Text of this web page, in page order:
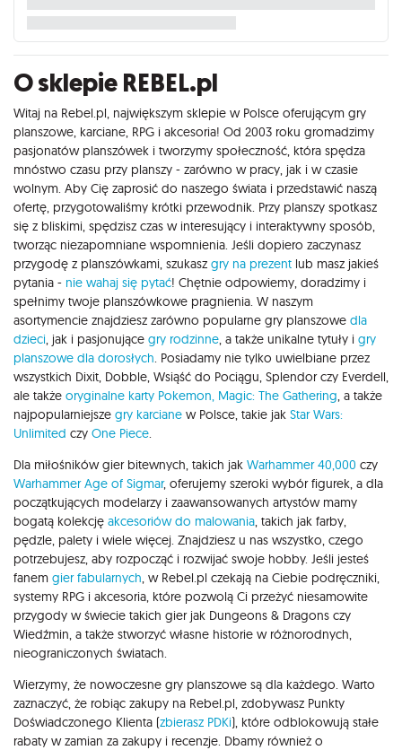
O sklepie REBEL.pl
Witaj na Rebel.pl, największym sklepie w Polsce oferującym gry
planszowe, karciane, RPG i akcesoria! Od 2003 roku gromadzimy
pasjonatów planszówek i tworzymy społeczność, która spędza
mnóstwo czasu przy planszy - zarówno w pracy, jak i w czasie
wolnym. Aby Cię zaprosić do naszego świata i przedstawić naszą
ofertę, przygotowaliśmy krótki przewodnik. Przy planszy spotkasz
się z bliskimi, spędzisz czas w interesujący i interaktywny sposób,
tworząc niezapomniane wspomnienia. Jeśli dopiero zaczynasz
przygodę z planszówkami, szukasz gry na prezent lub masz jakieś
pytania - nie wahaj się pytać! Chętnie odpowiemy, doradzimy i
spełnimy twoje planszówkowe pragnienia. W naszym
asortymencie znajdziesz zarówno popularne gry planszowe dla
dzieci, jak i pasjonujące gry rodzinne, a także unikalne tytuły i gry
planszowe dla dorosłych. Posiadamy nie tylko uwielbiane przez
wszystkich Dixit, Dobble, Wsiąść do Pociągu, Splendor czy Everdell,
ale także oryginalne karty Pokemon, Magic: The Gathering, a także
najpopularniejsze gry karciane w Polsce, takie jak Star Wars:
Unlimited czy One Piece.
Dla miłośników gier bitewnych, takich jak Warhammer 40,000 czy
Warhammer Age of Sigmar, oferujemy szeroki wybór figurek, a dla
początkujących modelarzy i zaawansowanych artystów mamy
bogatą kolekcję akcesoriów do malowania, takich jak farby,
pędzle, palety i wiele więcej. Znajdziesz u nas wszystko, czego
potrzebujesz, aby rozpocząć i rozwijać swoje hobby. Jeśli jesteś
fanem gier fabularnych, w Rebel.pl czekają na Ciebie podręczniki,
systemy RPG i akcesoria, które pozwolą Ci przeżyć niesamowite
przygody w świecie takich gier jak Dungeons & Dragons czy
Wiedźmin, a także stworzyć własne historie w różnorodnych,
nieograniczonych światach.
Wierzymy, że nowoczesne gry planszowe są dla każdego. Warto
zaznaczyć, że robiąc zakupy na Rebel.pl, zdobywasz Punkty
Doświadczonego Klienta (zbierasz PDKi), które odblokowują stałe
rabaty w zamian za zakupy i recenzje. Dbamy również o